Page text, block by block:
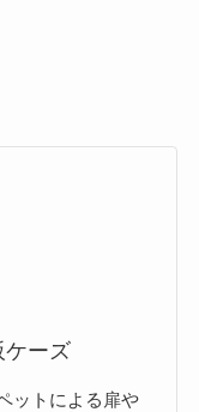
ケーズ
ットによる扉や